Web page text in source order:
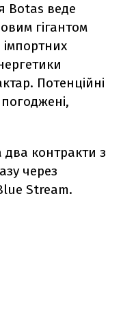
Botas веде
гігантом
Потенційні
контракти з
через
Stream.